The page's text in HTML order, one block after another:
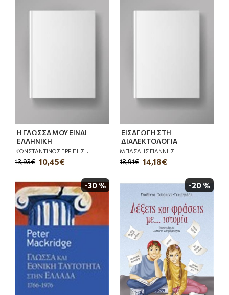
Η ΓΛΩΣΣΑ ΜΟΥ ΕΙΝΑΙ
ΕΛΛΗΝΙΚΗ
ΚΩΝΣΤΑΝΤΙΝΟΣ ΕΡΡΙΠΗΣ Ι.
10,45€
13,93€
ΕΙΣΑΓΩΓΗ ΣΤΗ
ΔΙΑΛΕΚΤΟΛΟΓΙΑ
ΜΠΑΣΛΗΣ ΓΙΑΝΝΗΣ
14,18€
18,91€
-30 % -20 %